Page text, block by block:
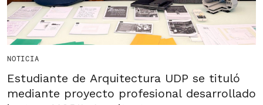
NOTICIA
Estudiante de Arquitectura UDP se tituló
mediante proyecto profesional desarrollado